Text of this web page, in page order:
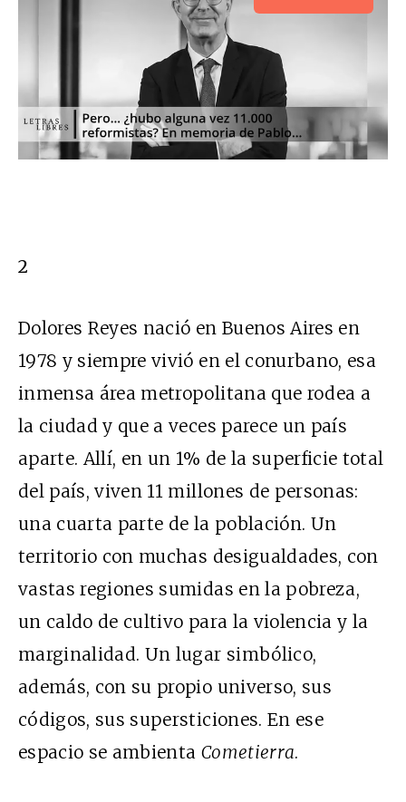
2
Dolores Reyes nació en Buenos Aires en
1978 y siempre vivió en el conurbano, esa
inmensa área metropolitana que rodea a
la ciudad y que a veces parece un país
aparte. Allí, en un 1% de la superficie total
del país, viven 11 millones de personas:
una cuarta parte de la población. Un
territorio con muchas desigualdades, con
vastas regiones sumidas en la pobreza,
un caldo de cultivo para la violencia y la
marginalidad. Un lugar simbólico,
además, con su propio universo, sus
códigos, sus supersticiones. En ese
espacio se ambienta Cometierra.